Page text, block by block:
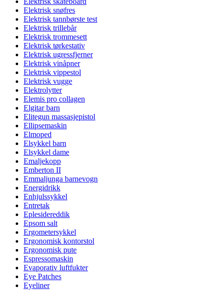
Elektrisk snøfres
Elektrisk tannbørste test
Elektrisk trillebår
Elektrisk trommesett
Elektrisk tørkestativ
Elektrisk ugressfjerner
Elektrisk vinåpner
Elektrisk vippestol
Elektrisk vugge
Elektrolytter
Elemis pro collagen
Elgitar barn
Elitegun massasjepistol
Ellipsemaskin
Elmoped
Elsykkel barn
Elsykkel dame
Emaljekopp
Emberton II
Emmaljunga barnevogn
Energidrikk
Enhjulssykkel
Entretak
Eplesidereddik
Epsom salt
Ergometersykkel
Ergonomisk kontorstol
Ergonomisk pute
Espressomaskin
Evaporativ luftfukter
Eye Patches
Eyeliner